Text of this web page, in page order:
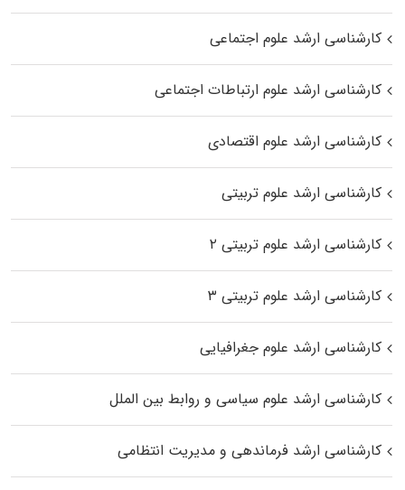
کارشناسی ارشد علوم اجتماعی
کارشناسی ارشد علوم ارتباطات اجتماعی
کارشناسی ارشد علوم اقتصادی
کارشناسی ارشد علوم تربیتی
کارشناسی ارشد علوم تربیتی ۲
کارشناسی ارشد علوم تربیتی ۳
کارشناسی ارشد علوم جغرافیایی
کارشناسی ارشد علوم سیاسی و روابط بین الملل
کارشناسی ارشد فرماندهی و مدیریت انتظامی